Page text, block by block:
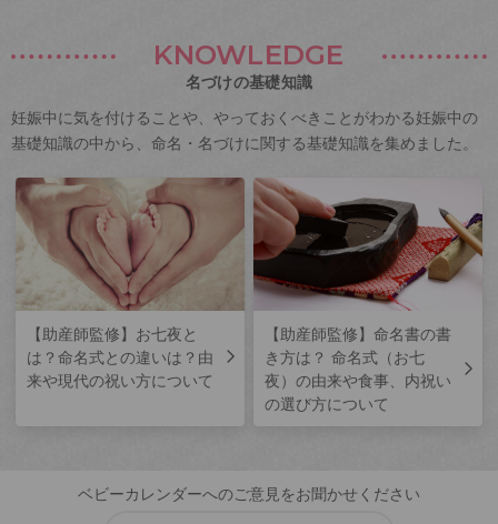
KNOWLEDGE
名づけの基礎知識
妊娠中に気を付けることや、やっておくべきことがわかる妊娠中の
基礎知識の中から、命名・名づけに関する基礎知識を集めました。
【助産師監修】お七夜と
は？命名式との違いは？由
来や現代の祝い方について
【助産師監修】命名書の書
き方は？ 命名式（お七
夜）の由来や食事、内祝い
の選び方について
ベビーカレンダーへのご意見をお聞かせください